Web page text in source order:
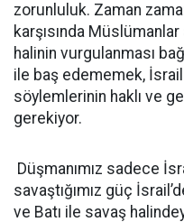
zorunluluk. Zaman
karşısında
halinin vurgulanması
ile baş edememek, İsrail
söylemlerinin haklı ve
gerekiyor.
Düşmanımız sadece
savaştığımız güç
ve Batı ile savaş